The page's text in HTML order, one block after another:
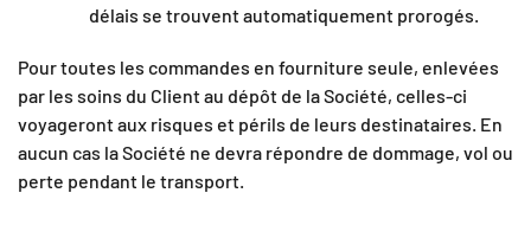
délais se trouvent automatiquement prorogés.
Pour toutes les commandes en fourniture seule, enlevées
par les soins du Client au dépôt de la Société, celles-ci
voyageront aux risques et périls de leurs destinataires. En
aucun cas la Société ne devra répondre de dommage, vol ou
perte pendant le transport.